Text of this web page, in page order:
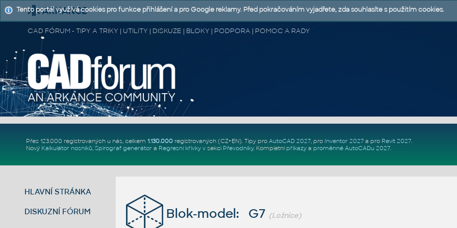
CAD FÓRUM - TIPY A TRIKY | UTILITY | DISKUZE | BLOKY | PODPORA | POMOC A RADY
Přes 123.000 registrovaných u nás, celkem 1.130.000registrovaných (CZ+EN). Tipy pro AutoCAD 2027, pro Inventor 2027a pro Revit 2027.
Nový Kalkulátor nosníků, Spirograf generátor a Regresní křivkyv sekci Převodníky. Kompletní příkazya proměnné AutoCADu 2027.
HLAVNÍ STRÁNKA
DISKUZNÍ FÓRUM Blok-model: G7 (Ložnice)
Tento portál využívá cookies pro funkce přihlášení a pro Google reklamy. Před pokračováním vyjadřete, zda souhlasíte s použitím cookies.